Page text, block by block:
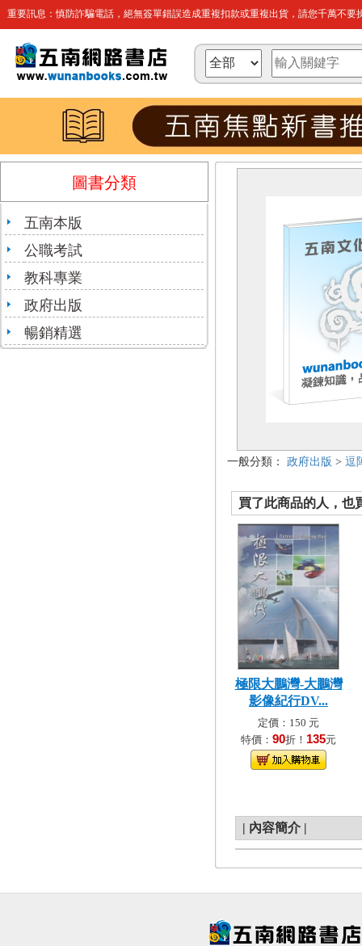
重要訊息：慎防詐騙電話，絕無簽單錯誤造成重複扣款或重複出貨，請您千萬不要
圖書分類
五南本版
公職考試
教科專業
政府出版
暢銷精選
一般分類： 政府出版 > 逗
買了此商品的人，也
極限大鵬灣-大鵬灣
影像紀行DV...
定價：150 元
特價： 90折！ 135元
| 內容簡介 |